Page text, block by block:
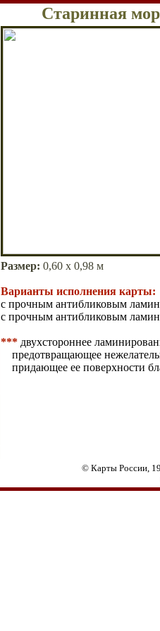
Старинная
Размер: 0,60 х 0,98 м
Варианты исполнения карты:
с прочным антибликовым
с прочным антибликовым
*** двухстороннее
предотвращающее
придающее ее поверхности
© Карты России,